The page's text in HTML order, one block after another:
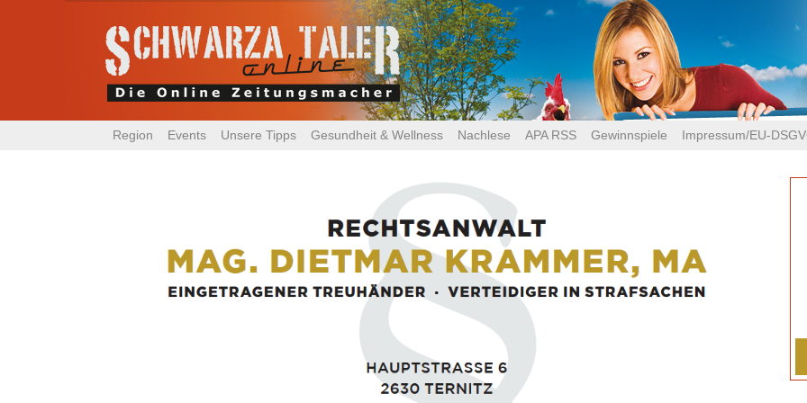
Region Events Unsere Tipps Gesundheit & Wellness Nachlese APA RSS Gewinnspiele Impressum/EU-